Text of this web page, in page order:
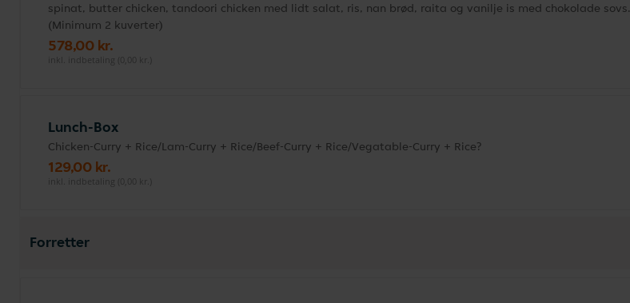
spinat, butter chicken, tandoori chicken med lidt salat, ris, nan brød, raita og vanilje is med chokolade sovs.
(Minimum 2 kuverter)
578,00 kr.
inkl. indbetaling (0,00 kr.)
Lunch-Box
Chicken-Curry + Rice/Lam-Curry + Rice/Beef-Curry + Rice/Vegatable-Curry + Rice?
129,00 kr.
inkl. indbetaling (0,00 kr.)
Forretter